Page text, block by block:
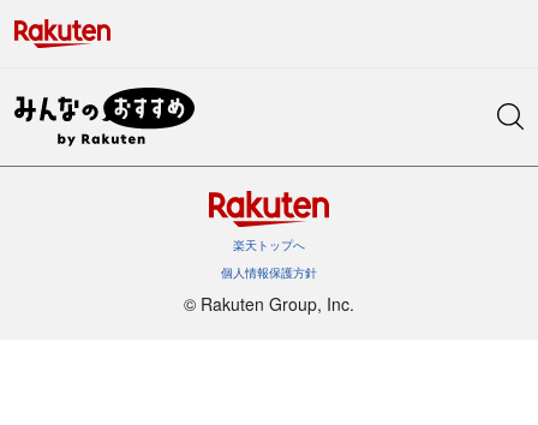
楽天トップへ
個人情報保護方針
©︎ Rakuten Group, Inc.